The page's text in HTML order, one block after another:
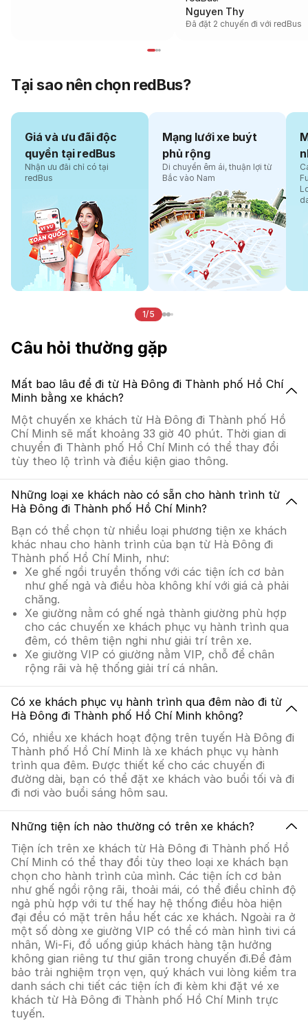
Nguyen Thy
Đã đặt 2 chuyến đi với redBus
Tại sao nên chọn redBus?
Giá và ưu đãi độc
quyền tại redBus
Nhận ưu đãi chỉ có tại
redBus
Mạng lưới xe buýt
phủ rộng
Di chuyển êm ái, thuận lợi từ
Bắc vào Nam
1/5
Câu hỏi thường gặp
Mất bao lâu để đi từ Hà Đông đi Thành phố Hồ Chí
Minh bằng xe khách?
Một chuyến xe khách từ Hà Đông đi Thành phố Hồ
Chí Minh sẽ mất khoảng 33 giờ 40 phút. Thời gian di
chuyển đi Thành phố Hồ Chí Minh có thể thay đổi
tùy theo lộ trình và điều kiện giao thông.
Những loại xe khách nào có sẵn cho hành trình từ
Hà Đông đi Thành phố Hồ Chí Minh?
Bạn có thể chọn từ nhiều loại phương tiện xe khách
khác nhau cho hành trình của bạn từ Hà Đông đi
Thành phố Hồ Chí Minh, như:
Xe ghế ngồi truyền thống với các tiện ích cơ bản
như ghế ngả và điều hòa không khí với giá cả phải
chăng.
Xe giường nằm có ghế ngả thành giường phù hợp
cho các chuyến xe khách phục vụ hành trình qua
đêm, có thêm tiện nghi như giải trí trên xe.
Xe giường VIP có giường nằm VIP, chỗ để chân
rộng rãi và hệ thống giải trí cá nhân.
Có xe khách phục vụ hành trình qua đêm nào đi từ
Hà Đông đi Thành phố Hồ Chí Minh không?
Có, nhiều xe khách hoạt động trên tuyến Hà Đông đi
Thành phố Hồ Chí Minh là xe khách phục vụ hành
trình qua đêm. Được thiết kế cho các chuyến đi
đường dài, bạn có thể đặt xe khách vào buổi tối và đi
đi nơi vào buổi sáng hôm sau.
Những tiện ích nào thường có trên xe khách?
Tiện ích trên xe khách từ Hà Đông đi Thành phố Hồ
Chí Minh có thể thay đổi tùy theo loại xe khách bạn
chọn cho hành trình của mình. Các tiện ích cơ bản
như ghế ngồi rộng rãi, thoải mái, có thể điều chỉnh độ
ngả phù hợp với tư thế hay hệ thống điều hòa hiện
đại đều có mặt trên hầu hết các xe khách. Ngoài ra ở
một số dòng xe giường VIP có thể có màn hình tivi cá
nhân, Wi-Fi, đồ uống giúp khách hàng tận hưởng
không gian riêng tư thư giãn trong chuyến đi.Để đảm
bảo trải nghiệm trọn vẹn, quý khách vui lòng kiểm tra
danh sách chi tiết các tiện ích đi kèm khi đặt vé xe
khách từ Hà Đông đi Thành phố Hồ Chí Minh trực
tuyến.